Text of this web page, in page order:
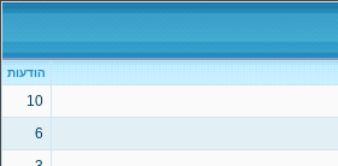
הודעות
10
6